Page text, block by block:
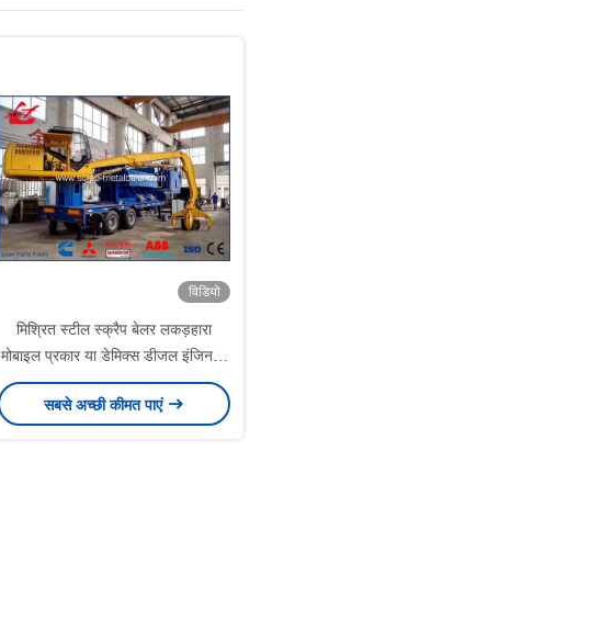
विडियो
मिश्रित स्टील स्क्रैप बेलर लकड़हारा
मोबाइल प्रकार या डेमिक्स डीजल इंजिन के
साथ स्टाइनबल टाइप हाइड्रोलिक मेटल
कंपैक्टर
सबसे अच्छी कीमत पाएं